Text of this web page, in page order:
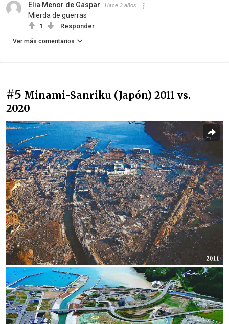
Elia Menor de Gaspar Hace 3 años
Mierda de guerras
1 Responder
Ver más comentarios
#5 Minami-Sanriku (Japón) 2011 vs.
2020